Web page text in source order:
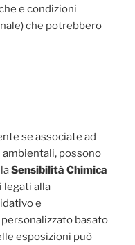
e condizioni
che potrebbero
se associate ad
possono
Sensibilità Chimica
legati alla
e
basato
esposizioni può